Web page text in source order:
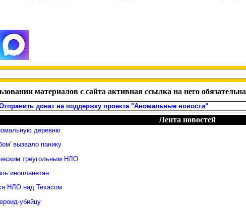
материалов с сайта активная ссылка на него обязательна
донат на поддержку проекта "Аномальные новости"
Лента новостей
деревню
вызвало панику
треугольным НЛО
инопланетян
НЛО над Техасом
убийцу